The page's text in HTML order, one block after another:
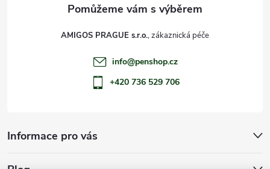
Informace pro vás
AMIGOS PRAGUE s.r.o.
info@penshop.cz
+420 736 529 706